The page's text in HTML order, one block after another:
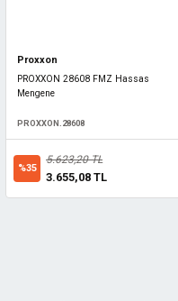
Proxxon
PROXXON 28608 FMZ Hassas
Mengene
PROXXON.28608
%35
5.623,20 TL
3.655,08 TL